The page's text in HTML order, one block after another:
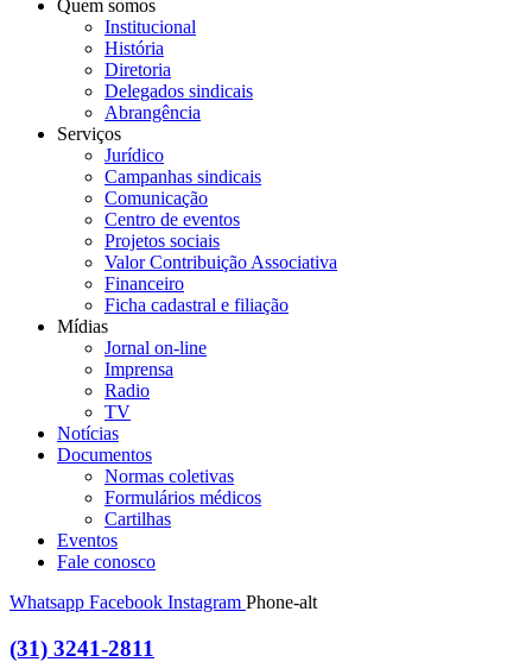
Quem somos
Institucional
História
Diretoria
Delegados sindicais
Abrangência
Serviços
Jurídico
Campanhas sindicais
Comunicação
Centro de eventos
Projetos sociais
Valor Contribuição Associativa
Financeiro
Ficha cadastral e filiação
Mídias
Jornal on-line
Imprensa
Radio
TV
Notícias
Documentos
Normas coletivas
Formulários médicos
Cartilhas
Eventos
Fale conosco
Whatsapp Facebook Instagram Phone-alt
(31) 3241-2811